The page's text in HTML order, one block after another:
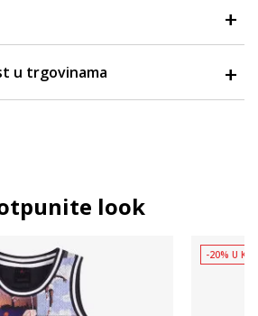
u trgovinama
look
-20% U